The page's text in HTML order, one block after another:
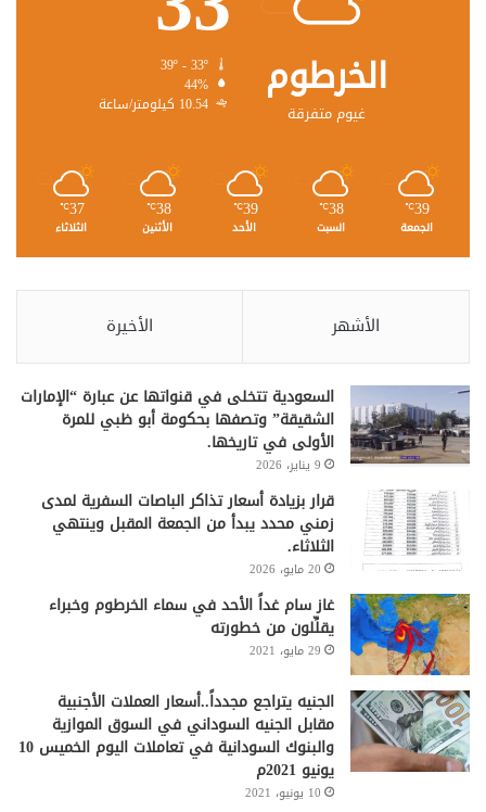
الخرطوم
غيوم متفرقة
44%
10.54 كيلومتر/ساعة
39
℃
الجمعة
38
℃
السبت
39
℃
الأحد
38
℃
الأثنين
37
℃
الثلاثاء
الأشهر الأخيرة
السعودية تتخلى في قنواتها عن عبارة “الإمارات
الشقيقة” وتصفها بحكومة أبو ظبي للمرة
الأولى في تاريخها.
9 يناير، 2026
قرار بزيادة أسعار تذاكر الباصات السفرية لمدى
زمني محدد يبدأ من الجمعة المقبل وينتهي
الثلاثاء.
20 مايو، 2026
غاز سام غداً الأحد في سماء الخرطوم وخبراء
يقلِّلون من خطورته
29 مايو، 2021
الجنيه يتراجع مجدداً..أسعار العملات الأجنبية
مقابل الجنيه السوداني في السوق الموازية
والبنوك السودانية في تعاملات اليوم الخميس 10
يونيو 2021م
10 يونيو، 2021